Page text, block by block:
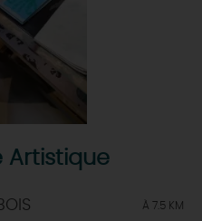
Artistique
À 7.5 KM